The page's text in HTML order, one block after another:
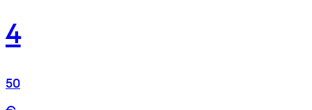
4
50